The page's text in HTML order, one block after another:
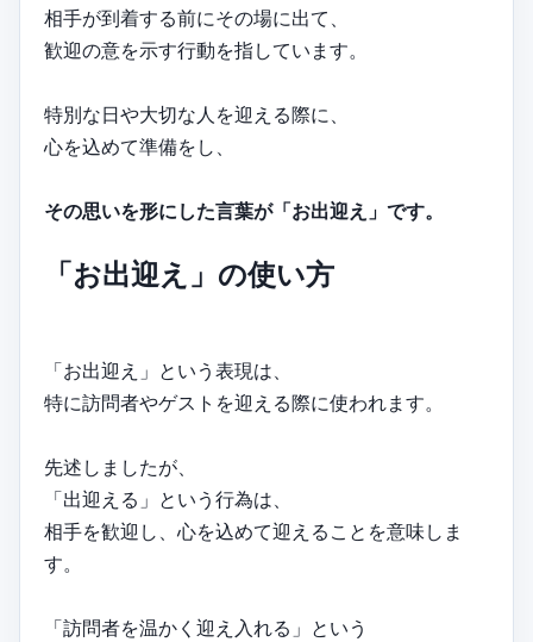
相手が到着する前にその場に出て、
歓迎の意を示す行動を指しています。
特別な日や大切な人を迎える際に、
心を込めて準備をし、
その思いを形にした言葉が「お出迎え」です。
「お出迎え」の使い方
「お出迎え」という表現は、
特に訪問者やゲストを迎える際に使われます。
先述しましたが、
「出迎える」という行為は、
相手を歓迎し、心を込めて迎えることを意味しま
す。
「訪問者を温かく迎え入れる」という